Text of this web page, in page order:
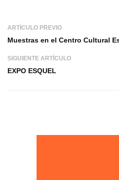
ARTÍCULO PREVIO
Muestras en el Centro Cultural
SIGUIENTE ARTÍCULO
EXPO ESQUEL